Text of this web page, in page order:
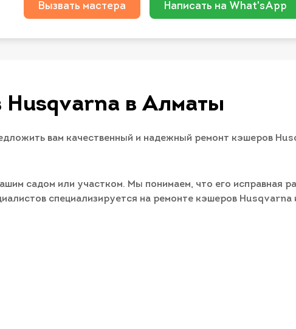
Вызвать мастера Написать на What'sApp
Husqvarna в Алматы
вам качественный и надежный ремонт кэшеров
садом или участком. Мы понимаем, что его исправная
специализируется на ремонте кэшеров Husqvarna